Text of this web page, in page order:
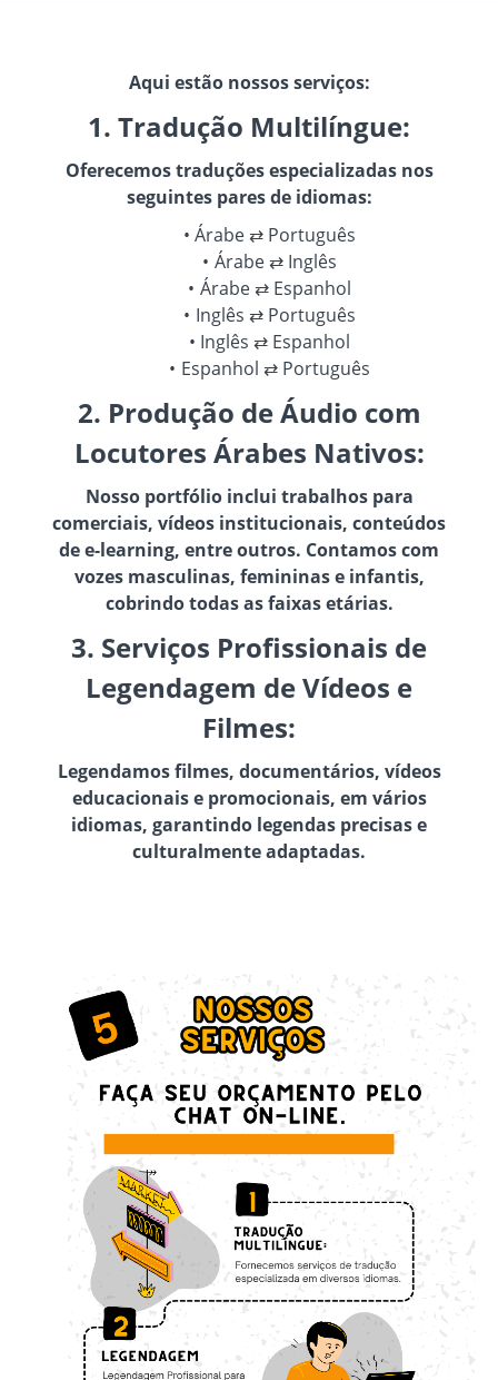
Aqui estão nossos serviços:
1. Tradução Multilíngue:
Oferecemos traduções especializadas nos
seguintes pares de idiomas:
Árabe ⇄ Português
Árabe ⇄ Inglês
Árabe ⇄ Espanhol
Inglês ⇄ Português
Inglês ⇄ Espanhol
Espanhol ⇄ Português
2. Produção de Áudio com
Locutores Árabes Nativos:
Nosso portfólio inclui trabalhos para
comerciais, vídeos institucionais, conteúdos
de e-learning, entre outros. Contamos com
vozes masculinas, femininas e infantis,
cobrindo todas as faixas etárias.
3. Serviços Profissionais de
Legendagem de Vídeos e
Filmes:
Legendamos filmes, documentários, vídeos
educacionais e promocionais, em vários
idiomas, garantindo legendas precisas e
culturalmente adaptadas.